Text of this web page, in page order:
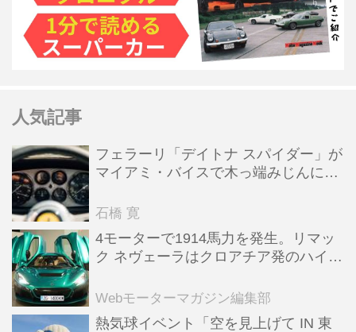
人気記事
フェラーリ「デイトナ スパイダー」が
マイアミ・バイスで木っ端みじんにな
石橋 寛
4モーターで1914馬力を発生。リマッ
ク ネヴェーラはクロアチア発のハイパ
全版／115】
Webモーターマガジン編集部
熱気球イベント「空を見上げて IN 東